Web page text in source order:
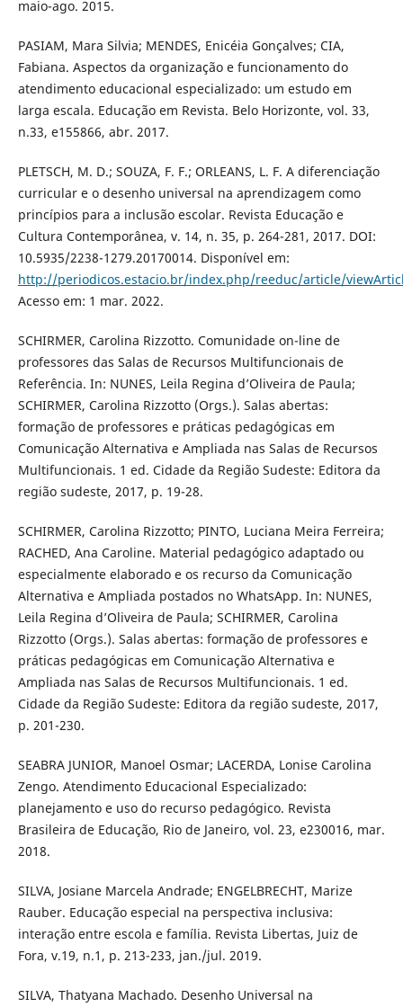
maio-ago. 2015.
PASIAM, Mara Silvia; MENDES, Enicéia Gonçalves; CIA,
Fabiana. Aspectos da organização e funcionamento do
atendimento educacional especializado: um estudo em
larga escala. Educação em Revista. Belo Horizonte, vol. 33,
n.33, e155866, abr. 2017.
PLETSCH, M. D.; SOUZA, F. F.; ORLEANS, L. F. A diferenciação
curricular e o desenho universal na aprendizagem como
princípios para a inclusão escolar. Revista Educação e
Cultura Contemporânea, v. 14, n. 35, p. 264-281, 2017. DOI:
10.5935/2238-1279.20170014. Disponível em:
http://periodicos.estacio.br/index.php/reeduc/article/
Acesso em: 1 mar. 2022.
SCHIRMER, Carolina Rizzotto. Comunidade on-line de
professores das Salas de Recursos Multifuncionais de
Referência. In: NUNES, Leila Regina d’Oliveira de Paula;
SCHIRMER, Carolina Rizzotto (Orgs.). Salas abertas:
formação de professores e práticas pedagógicas em
Comunicação Alternativa e Ampliada nas Salas de Recursos
Multifuncionais. 1 ed. Cidade da Região Sudeste: Editora da
região sudeste, 2017, p. 19-28.
SCHIRMER, Carolina Rizzotto; PINTO, Luciana Meira Ferreira;
RACHED, Ana Caroline. Material pedagógico adaptado ou
especialmente elaborado e os recurso da Comunicação
Alternativa e Ampliada postados no WhatsApp. In: NUNES,
Leila Regina d’Oliveira de Paula; SCHIRMER, Carolina
Rizzotto (Orgs.). Salas abertas: formação de professores e
práticas pedagógicas em Comunicação Alternativa e
Ampliada nas Salas de Recursos Multifuncionais. 1 ed.
Cidade da Região Sudeste: Editora da região sudeste, 2017,
p. 201-230.
SEABRA JUNIOR, Manoel Osmar; LACERDA, Lonise Carolina
Zengo. Atendimento Educacional Especializado:
planejamento e uso do recurso pedagógico. Revista
Brasileira de Educação, Rio de Janeiro, vol. 23, e230016, mar.
2018.
SILVA, Josiane Marcela Andrade; ENGELBRECHT, Marize
Rauber. Educação especial na perspectiva inclusiva:
interação entre escola e família. Revista Libertas, Juiz de
Fora, v.19, n.1, p. 213-233, jan./jul. 2019.
SILVA, Thatyana Machado. Desenho Universal na